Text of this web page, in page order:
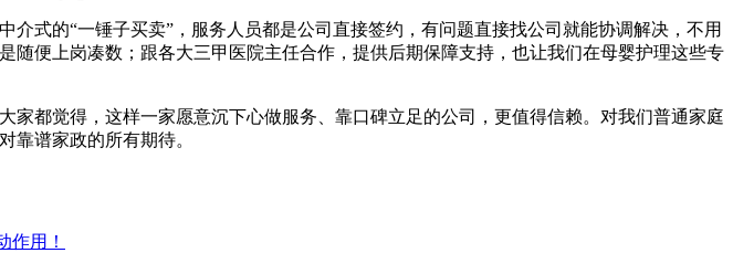
介式的“一锤子买卖” ，服务人员都是公司直接签约，有问题直接找公司就能协调解决，不用
便上岗凑数；跟各大三甲医院主任合作，提供后期保障支持，也让我们在母婴护理这些专
都觉得，这样一家愿意沉下心做服务、靠口碑立足的公司，更值得信赖。对我们普通家庭
靠谱家政的所有期待。
作用！